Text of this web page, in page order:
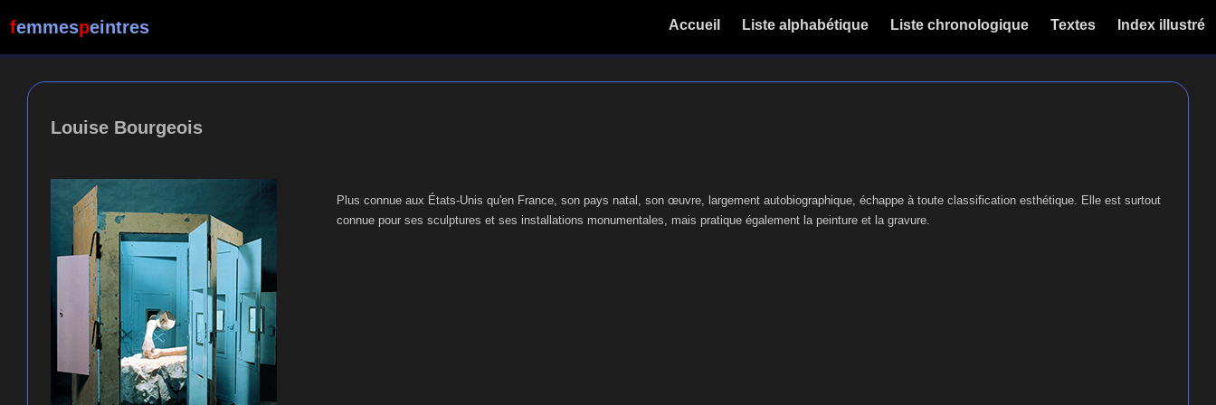
femmespeintres Accueil Liste alphabétique Liste chronologique Textes Index illustré
Louise Bourgeois
Plus connue aux États-Unis qu'en France, son pays natal, son œuvre, largement autobiographique, échappe à toute classification esthétique. Elle est surtout
connue pour ses sculptures et ses installations monumentales, mais pratique également la peinture et la gravure.